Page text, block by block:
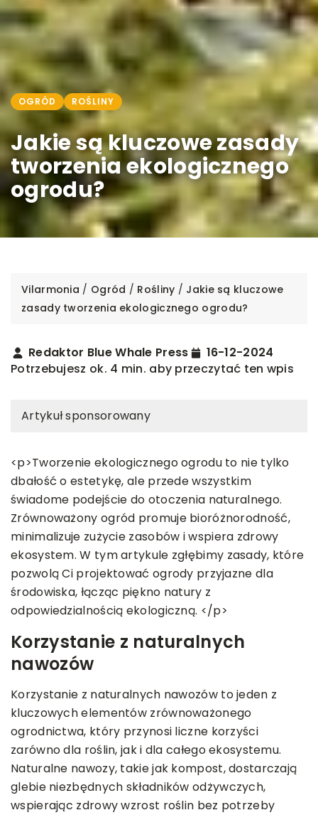
OGRÓD ROŚLINY
Jakie są kluczowe zasady
tworzenia ekologicznego
ogrodu?
Vilarmonia / Ogród / Rośliny / Jakie są kluczowe
zasady tworzenia ekologicznego ogrodu?
Redaktor Blue Whale Press
16-12-2024
Potrzebujesz ok. 4 min. aby przeczytać ten wpis
Artykuł sponsorowany
<p>Tworzenie ekologicznego ogrodu to nie tylko
dbałość o estetykę, ale przede wszystkim
świadome podejście do otoczenia naturalnego.
Zrównoważony ogród promuje bioróżnorodność,
minimalizuje zużycie zasobów i wspiera zdrowy
ekosystem. W tym artykule zgłębimy zasady, które
pozwolą Ci projektować ogrody przyjazne dla
środowiska, łącząc piękno natury z
odpowiedzialnością ekologiczną. </p>
Korzystanie z naturalnych
nawozów
Korzystanie z naturalnych nawozów to jeden z
kluczowych elementów zrównoważonego
ogrodnictwa, który przynosi liczne korzyści
zarówno dla roślin, jak i dla całego ekosystemu.
Naturalne nawozy, takie jak kompost, dostarczają
glebie niezbędnych składników odżywczych,
wspierając zdrowy wzrost roślin bez potrzeby